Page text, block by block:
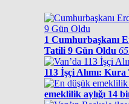
1 Cumhurbaşkanı
Tatili 9 Gün Oldu
113 İşçi Alımı:
emeklilik aylığı 14